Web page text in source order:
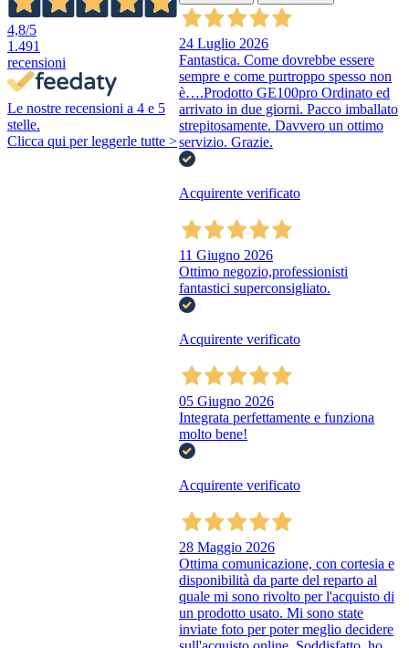
4,8/5
1.491
recensioni
Le nostre recensioni a 4 e 5
stelle.
Clicca qui per leggerle tutte >
24 Luglio 2026
Fantastica. Come dovrebbe essere
sempre e come purtroppo spesso non
è….Prodotto GE100pro Ordinato ed
arrivato in due giorni. Pacco imballato
strepitosamente. Davvero un ottimo
servizio. Grazie.
Acquirente verificato
11 Giugno 2026
Ottimo negozio,professionisti
fantastici superconsigliato.
Acquirente verificato
05 Giugno 2026
Integrata perfettamente e funziona
molto bene!
Acquirente verificato
28 Maggio 2026
Ottima comunicazione, con cortesia e
disponibilità da parte del reparto al
quale mi sono rivolto per l'acquisto di
un prodotto usato. Mi sono state
inviate foto per poter meglio decidere